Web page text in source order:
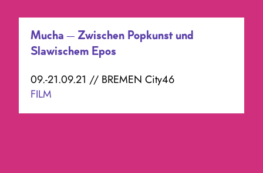
Mucha – Zwischen Popkunst und
Slawischem Epos
09.-21.09.21 // BREMEN City46
FILM